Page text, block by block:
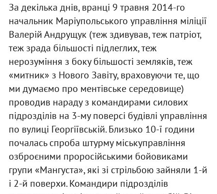
За декілька днів, вранці 9 травня 2014-го
начальник Маріупольського управління міліції
Валерій Андрущук (теж здивував, теж патріот,
теж зрада більшості підлеглих, теж
нерозуміння з боку більшості земляків, теж
«митник» з Нового Завіту, враховуючи те, що
ми думаємо про ментівське середовище)
проводив нараду з командирами силових
підрозділів на 3-му поверсі будівлі управління
по вулиці Георгіївській. Близько 10-ї години
почалась спроба штурму міськуправління
озброєними проросійськими бойовиками
групи «Мангуста», які зі стрільбою зайняли 1-й
і 2-й поверхи. Командири підрозділів